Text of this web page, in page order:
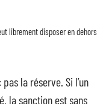
librement disposer en dehors
pas la réserve. Si l’un
la sanction est sans